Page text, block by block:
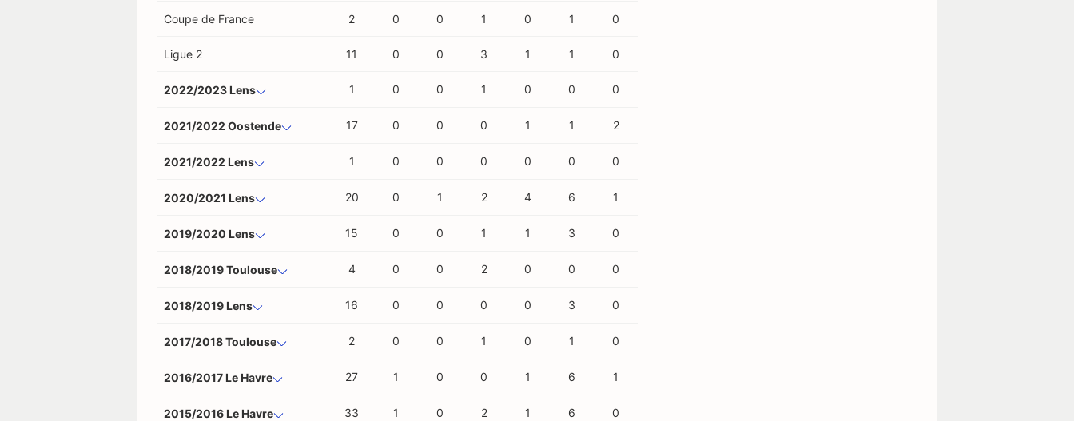
Coupe de France 2 0 0 1 0 1 0
Ligue 2 11 0 0 3 1 1 0
2022/2023 Lens 1 0 0 1 0 0 0
2021/2022 Oostende 17 0 0 0 1 1 2
2021/2022 Lens 1 0 0 0 0 0 0
2020/2021 Lens 20 0 1 2 4 6 1
2019/2020 Lens 15 0 0 1 1 3 0
2018/2019 Toulouse 4 0 0 2 0 0 0
2018/2019 Lens 16 0 0 0 0 3 0
2017/2018 Toulouse 2 0 0 1 0 1 0
2016/2017 Le Havre 27 1 0 0 1 6 1
2015/2016 Le Havre 33 1 0 2 1 6 0